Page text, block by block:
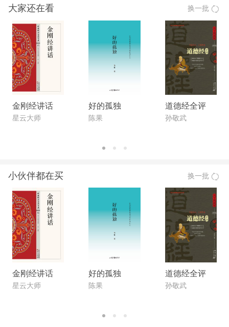
大家还在看 换一批
金刚经讲话
星云大师
好的孤独
陈果
道德经全评
孙敬武
小伙伴都在买 换一批
金刚经讲话
星云大师
好的孤独
陈果
道德经全评
孙敬武